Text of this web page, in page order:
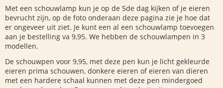
Met een schouwlamp kun je op de 5de dag kijken of je eieren
bevrucht zijn, op de foto onderaan deze pagina zie je hoe dat
er ongeveer uit ziet. Je kunt een al een schouwlamp toevoegen
aan je bestelling va 9,95. We hebben de schouwlampen in 3
modellen.
De schouwpen voor 9,95, met deze pen kun je licht gekleurde
eieren prima schouwen, donkere eieren of eieren van dieren
met een hardere schaal kunnen met deze pen mindergoed